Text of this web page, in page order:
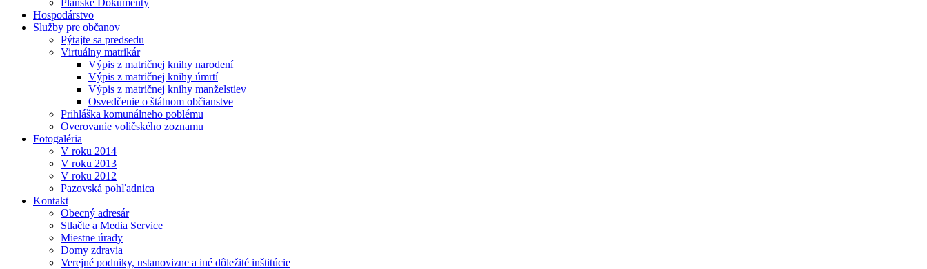
Hospodárstvo
Služby pre občanov
Pýtajte sa predsedu
Virtuálny matrikár
Výpis z matričnej knihy narodení
Výpis z matričnej knihy úmrtí
Výpis z matričnej knihy manželstiev
Osvedčenie o štátnom občianstve
Prihláška komunálneho poblému
Overovanie voličského zoznamu
Fotogaléria
V roku 2014
V roku 2013
V roku 2012
Pazovská pohľadnica
Kontakt
Obecný adresár
Stlačte a Media Service
Miestne úrady
Domy zdravia
Verejné podniky, ustanovizne a iné dôležité inštitúcie